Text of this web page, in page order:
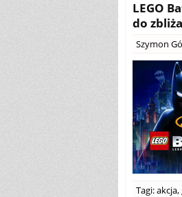
LEGO
do
Szymon
Tagi:akcja,